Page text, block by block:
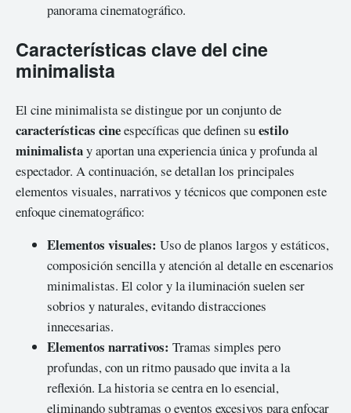
panorama cinematográfico.
Características clave del cine
minimalista
El cine minimalista se distingue por un conjunto de
características cineespecíficas que definen suestilo
minimalistay aportan una experiencia única y profunda al
espectador. A continuación, se detallan los principales
elementos visuales, narrativos y técnicos que componen este
enfoque cinematográfico:
Elementos visuales: Uso de planos largos y estáticos,
composición sencilla y atención al detalle en escenarios
minimalistas. El color y la iluminación suelen ser
sobrios y naturales, evitando distracciones
innecesarias.
Elementos narrativos: Tramas simples pero
profundas, con un ritmo pausado que invita a la
reflexión. La historia se centra en lo esencial,
eliminando subtramas o eventos excesivos para enfocar